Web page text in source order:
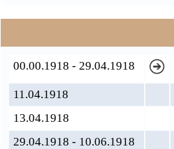
00.00.1918 - 29.04.1918
11.04.1918
13.04.1918
29.04.1918 - 10.06.1918